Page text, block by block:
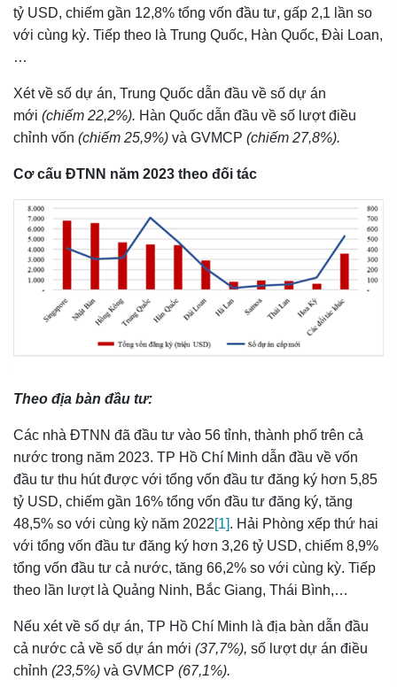
tỷ USD, chiếm gần 12,8% tổng vốn đầu tư, gấp 2,1 lần so
với cùng kỳ. Tiếp theo là Trung Quốc, Hàn Quốc, Đài Loan,
…
Xét về số dự án, Trung Quốc dẫn đầu về số dự án
mới (chiếm 22,2%). Hàn Quốc dẫn đầu về số lượt điều
chỉnh vốn (chiếm 25,9%) và GVMCP (chiếm 27,8%).
Cơ cấu ĐTNN năm 2023 theo đối tác
Theo địa bàn đầu tư:
Các nhà ĐTNN đã đầu tư vào 56 tỉnh, thành phố trên cả
nước trong năm 2023. TP Hồ Chí Minh dẫn đầu về vốn
đầu tư thu hút được với tổng vốn đầu tư đăng ký hơn 5,85
tỷ USD, chiếm gần 16% tổng vốn đầu tư đăng ký, tăng
48,5% so với cùng kỳ năm 2022[1]. Hải Phòng xếp thứ hai
với tổng vốn đầu tư đăng ký hơn 3,26 tỷ USD, chiếm 8,9%
tổng vốn đầu tư cả nước, tăng 66,2% so với cùng kỳ. Tiếp
theo lần lượt là Quảng Ninh, Bắc Giang, Thái Bình,…
Nếu xét về số dự án, TP Hồ Chí Minh là địa bàn dẫn đầu
cả nước cả về số dự án mới (37,7%), số lượt dự án điều
chỉnh (23,5%) và GVMCP (67,1%).